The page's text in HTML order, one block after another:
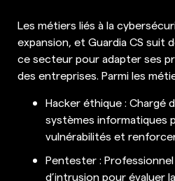
Les métiers liés à la
expansion, et Guardia CS suit
ce secteur pour adapter ses
des entreprises. Parmi les
Hacker éthique : Chargé
systèmes informatiques
vulnérabilités et
Pentester :
d’intrusion pour évaluer